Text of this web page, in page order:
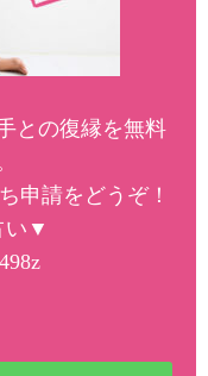
との復縁を無料
申請をどうぞ！
い▼